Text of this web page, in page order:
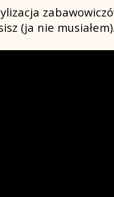
(ja nie musiałem).